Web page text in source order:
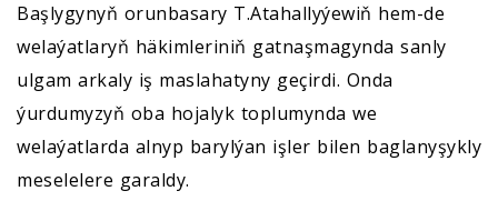
Başlygynyň orunbasary T.Atahallyýewiň hem-de
welaýatlaryň häkimleriniň gatnaşmagynda sanly
ulgam arkaly iş maslahatyny geçirdi. Onda
ýurdumyzyň oba hojalyk toplumynda we
welaýatlarda alnyp barylýan işler bilen baglanyşykly
meselelere garaldy.